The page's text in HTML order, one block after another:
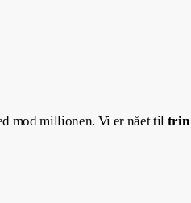
mod millionen. Vi er nået til trin